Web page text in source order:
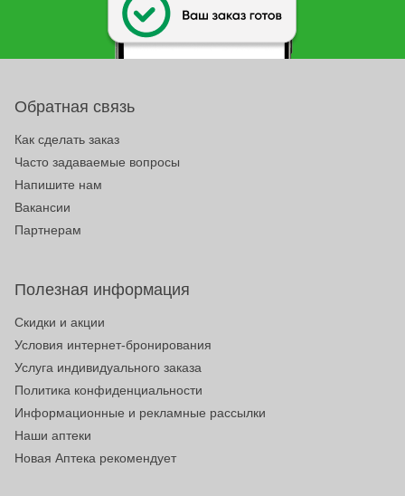
Обратная связь
Как сделать заказ
Часто задаваемые вопросы
Напишите нам
Вакансии
Партнерам
Полезная информация
Скидки и акции
Условия интернет-бронирования
Услуга индивидуального заказа
Политика конфиденциальности
Информационные и рекламные рассылки
Наши аптеки
Новая Аптека рекомендует